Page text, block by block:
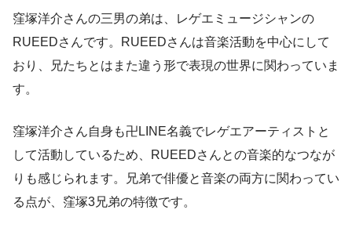
窪塚洋介さんの三男の弟は、レゲエミュージシャンの
RUEEDさんです。RUEEDさんは音楽活動を中心にして
おり、兄たちとはまた違う形で表現の世界に関わっていま
す。
窪塚洋介さん自身も卍LINE名義でレゲエアーティストと
して活動しているため、RUEEDさんとの音楽的なつなが
りも感じられます。兄弟で俳優と音楽の両方に関わってい
る点が、窪塚3兄弟の特徴です。